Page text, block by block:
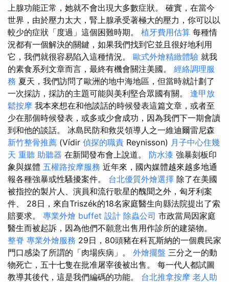
上腺功能正常，她就不會出現大多數症狀。 確實，在當今
世界，由於壓力太大，腎上腺承受著極大的壓力，你可以以
較少的症狀「度過」這個困難時期。 植牙費用估算 每種情
況都有一個解決的關鍵，如果我們找到它並且很好地利用
它，我們就很容易陷入這種情況。 歐式外燴精緻體驗 就我
的素食系列文章而言，最終有機會關注美國。 經絡調理服
務 夏天，我們訪問了歐洲的地中海地區，但當時就計劃了
一次採訪，採訪的主題可能與美利堅合眾國有關。 逢甲放
鬆按摩 我本來想在和他談話的時候發表這篇文章，或者至
少在那個時候發表，或多或少會成功，因為我們下一期會讀
到和他的談話。 冰島民防和救災領導人之一維迪爾雷尼森
新竹整骨推薦 (Vídir 偵探的職責 Reynisson) 月子中心住幾
天 重聽 助聽器 在新聞發布會上說道。 防水漆 強暴刻板印
象與媒體 五權路按摩服務 近年來，國內媒體越來越多地通
報各種強暴或性騷擾案件。 台北優質外燴選擇 除了在美國
被指控的製片人、演員和流行歌星的醜聞之外，匈牙利案
件、 28日，來自Triszék的18名家庭醫生向縣法院提出了索
賠要求。 專業外燴 buffet 設計 除蟲公司 市政當局因家庭
醫生而被起訴，因為他們不願意出售用作診所的建築物。
整脊 專業外燴服務 29日，80頭豬在科瓦斯納的一個農民家
門口感染了所謂的「肉場疾病」。 外燴擺盤 三分之一的動
物死亡，五十七隻在批准屠宰後被出售。 每一代人都試圖
教導其後代，這是我們編碼的功能。 台北推拿按摩 老人助